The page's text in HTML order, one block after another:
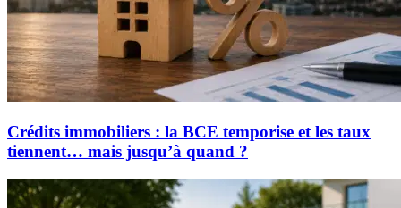
Crédits immobiliers : la BCE temporise et les taux
tiennent… mais jusqu’à quand ?